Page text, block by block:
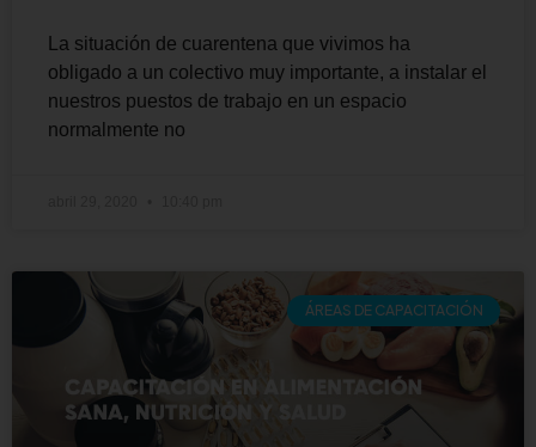
La situación de cuarentena que vivimos ha
obligado a un colectivo muy importante, a instalar el
nuestros puestos de trabajo en un espacio
normalmente no
ÁREAS DE CAPACITACIÓN